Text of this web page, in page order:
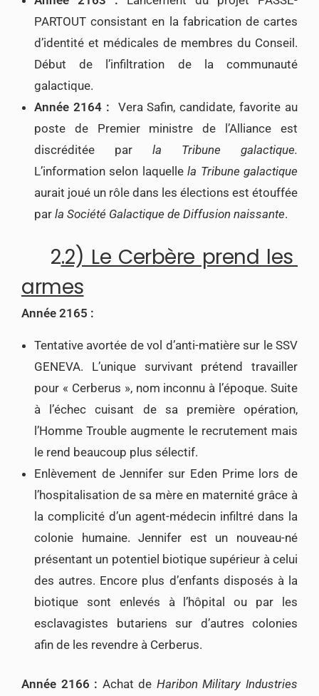
PARTOUT consistant en la fabrication de cartes
d’identité et médicales de membres du Conseil.
Début de l’infiltration de la communauté
galactique.
Année 2164 : Vera Safin, candidate, favorite au
poste de Premier ministre de l’Alliance est
discréditée par la Tribune galactique.
L’information selon laquellela Tribune galactique
aurait joué un rôle dans les élections est étouffée
par la Société Galactique de Diffusion naissante.
2.2) Le Cerbère prend les
armes
Année 2165 :
Tentative avortée de vol d’anti-matière sur le SSV
GENEVA. L’unique survivant prétend travailler
pour « Cerberus », nom inconnu à l’époque. Suite
à l’échec cuisant de sa première opération,
l’Homme Trouble augmente le recrutement mais
le rend beaucoup plus sélectif.
Enlèvement de Jennifer sur Eden Prime lors de
l’hospitalisation de sa mère en maternité grâce à
la complicité d’un agent-médecin infiltré dans la
colonie humaine. Jennifer est un nouveau-né
présentant un potentiel biotique supérieur à celui
des autres. Encore plus d’enfants disposés à la
biotique sont enlevés à l’hôpital ou par les
esclavagistes butariens sur d’autres colonies
afin de les revendre à Cerberus.
Année 2166 : Achat de Haribon Military Industries